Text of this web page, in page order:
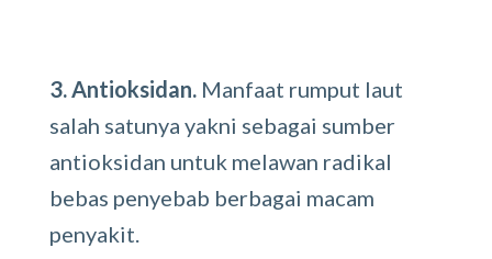
3. Antioksidan. Manfaat rumput laut
salah satunya yakni sebagai sumber
antioksidan untuk melawan radikal
bebas penyebab berbagai macam
penyakit.